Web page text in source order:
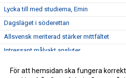
Lycka till med studierna, Emin
Dagsläget i söderettan
Allsvensk meriterad stärker mittfältet
Intressant målvakt ansluter
För att hemsidan ska fungera